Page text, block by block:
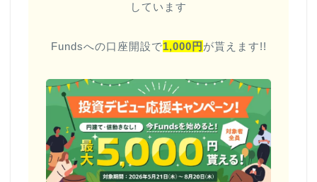
しています
Fundsへの口座開設で1,000円 が貰えます!!